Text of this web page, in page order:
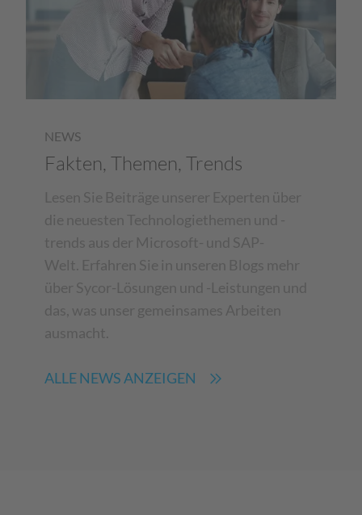
NEWS
Fakten, Themen, Trends
Lesen Sie Beiträge unserer Experten über
die neuesten Technologiethemen und -
trends aus der Microsoft- und SAP-
Welt. Erfahren Sie in unseren Blogs mehr
über Sycor-Lösungen und -Leistungen und
das, was unser gemeinsames Arbeiten
ausmacht.
ALLE NEWS ANZEIGEN